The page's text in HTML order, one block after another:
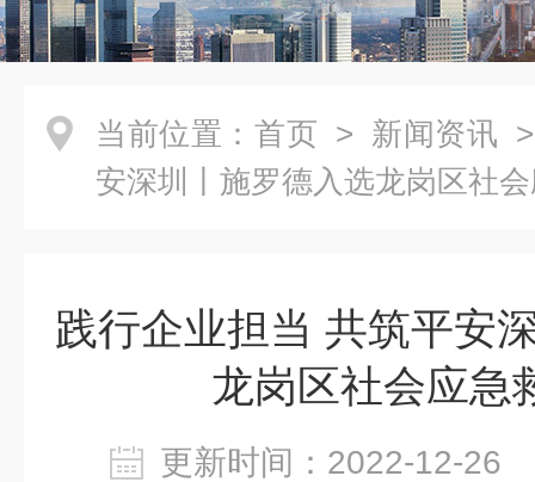
当前位置： 首页 > 新闻资讯
安深圳丨施罗德入选龙岗区社
践行企业担当 共筑平安
龙岗区社会应急
更新时间：2022-12-